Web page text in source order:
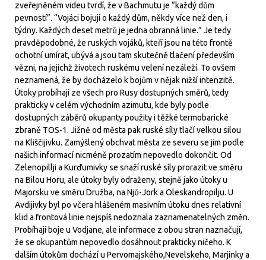
zveřejněném videu tvrdí, že v Bachmutu je “každý dům
pevností”. “Vojáci bojují o každý dům, někdy více než den, i
týdny. Každých deset metrů je jedna obranná linie.” Je tedy
pravděpodobné, že ruských vojáků, kteří jsou na této frontě
ochotní umírat, ubývá a jsou tam skutečně tlačení především
vězni, na jejichž životech ruskému velení nezáleží. To ovšem
neznamená, že by docházelo k bojům v nějak nižší intenzitě.
Útoky probíhají ze všech pro Rusy dostupných směrů, tedy
prakticky v celém východním azimutu, kde byly podle
dostupných záběrů okupanty použity i těžké termobarické
zbraně TOS-1. Jižně od města pak ruské síly tlačí velkou silou
na Kliščijivku. Zamýšlený obchvat města ze severu se jim podle
našich informací nicméně prozatím nepovedlo dokončit. Od
Zelenopillji a Kurďumivky se snaží ruské síly prorazit ve směru
na Bilou Horu, ale útoky byly odraženy, stejně jako útoky u
Majorsku ve směru Družba, na Njů-Jork a Oleskandropilju. U
Avdijivky byl po včera hlášeném masivním útoku dnes relativní
klid a frontová linie nejspíš nedoznala zaznamenatelných změn.
Probíhají boje u Vodjane, ale informace z obou stran naznačují,
že se okupantům nepovedlo dosáhnout prakticky ničeho. K
dalším útokům dochází u Pervomajského,Nevelskeho, Marjinky a